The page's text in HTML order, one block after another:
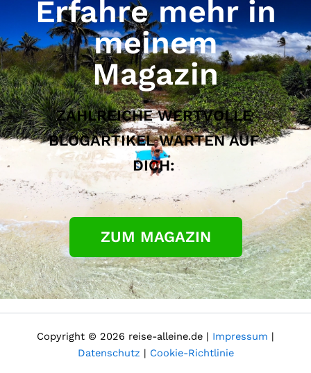
Erfahre mehr in
meinem
Magazin
ZAHLREICHE WERTVOLLE
BLOGARTIKEL WARTEN AUF
DICH:
ZUM MAGAZIN
Copyright © 2026 reise-alleine.de | Impressum |
Datenschutz | Cookie-Richtlinie